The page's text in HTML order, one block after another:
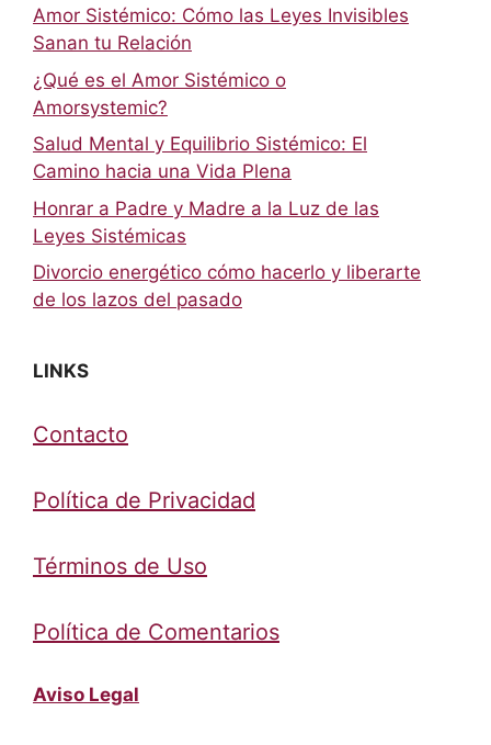
Amor Sistémico: Cómo las Leyes Invisibles
Sanan tu Relación
¿Qué es el Amor Sistémico o
Amorsystemic?
Salud Mental y Equilibrio Sistémico: El
Camino hacia una Vida Plena
Honrar a Padre y Madre a la Luz de las
Leyes Sistémicas
Divorcio energético cómo hacerlo y liberarte
de los lazos del pasado
LINKS
Contacto
Política de Privacidad
Términos de Uso
Política de Comentarios
Aviso Legal